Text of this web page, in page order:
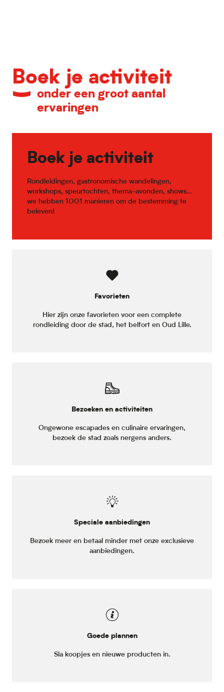
Boek je activiteit
onder een groot aantal
ervaringen
Boek je activiteit
Rondleidingen, gastronomische wandelingen,
workshops, speurtochten, thema-avonden, shows…
we hebben 1001 manieren om de bestemming te
beleven!
Favorieten
Hier zijn onze favorieten voor een complete
rondleiding door de stad, het belfort en Oud Lille.
Bezoeken en activiteiten
Ongewone escapades en culinaire ervaringen,
bezoek de stad zoals nergens anders.
Speciale aanbiedingen
Bezoek meer en betaal minder met onze exclusieve
aanbiedingen.
Goede plannen
Sla koopjes en nieuwe producten in.